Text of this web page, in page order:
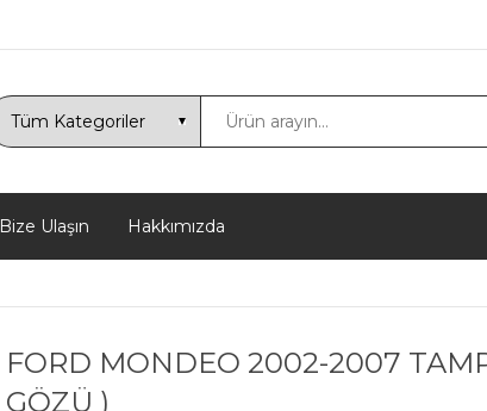
Bize Ulaşın Hakkımızda
FORD MONDEO 2002-2007
GÖZÜ )